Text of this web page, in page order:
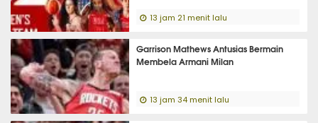
13 jam 21 menit lalu
Garrison Mathews Antusias Bermain
Membela Armani Milan
13 jam 34 menit lalu